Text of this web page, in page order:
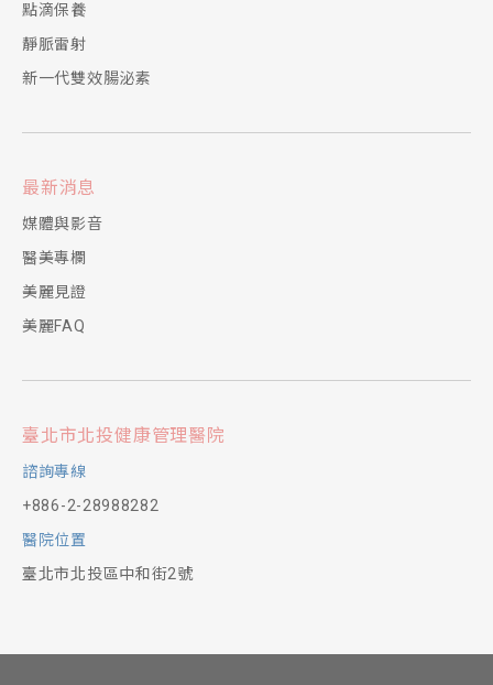
點滴保養
靜脈雷射
新一代雙效腸泌素
最新消息
媒體與影音
醫美專欄
美麗見證
美麗FAQ
臺北市北投健康管理醫院
諮詢專線
+886-2-28988282
醫院位置
臺北市北投區中和街2號